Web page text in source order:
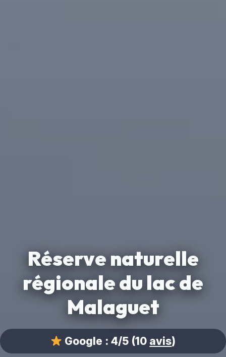
Réserve naturelle
régionale du lac de
Malaguet
Google :4/5 (10 avis)